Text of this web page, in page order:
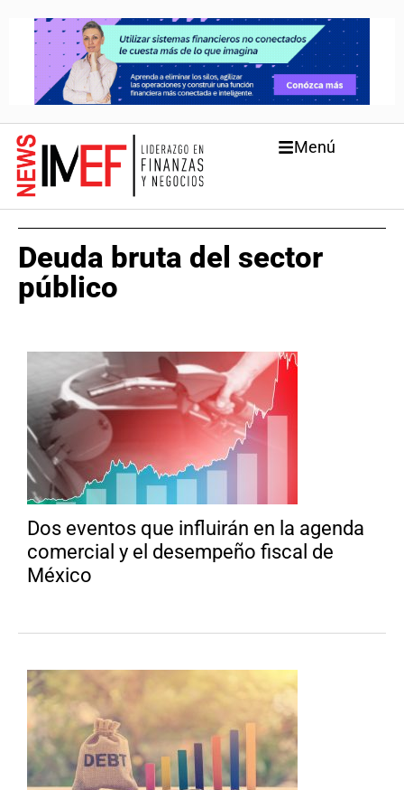
Menú
Deuda bruta del sector
público
Dos eventos que influirán en la agenda
comercial y el desempeño fiscal de
México